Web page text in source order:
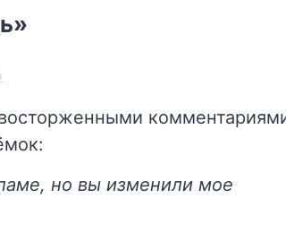
но вы изменили мое